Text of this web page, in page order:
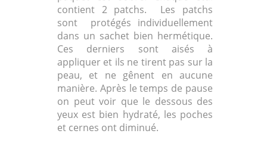
contient 2 patchs. Les patchs
sont protégés individuellement
dans un sachet bien hermétique.
Ces derniers sont aisés à
appliquer et ils ne tirent pas sur la
peau, et ne gênent en aucune
manière. Après le temps de pause
on peut voir que le dessous des
yeux est bien hydraté, les poches
et cernes ont diminué.